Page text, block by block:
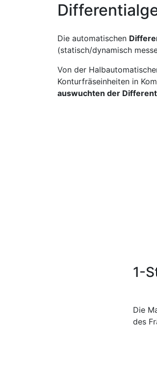
Die automatischen
(statisch/dynamisch
Von der
Konturfräseinheiten in
auswuchten der
1-
Die
des